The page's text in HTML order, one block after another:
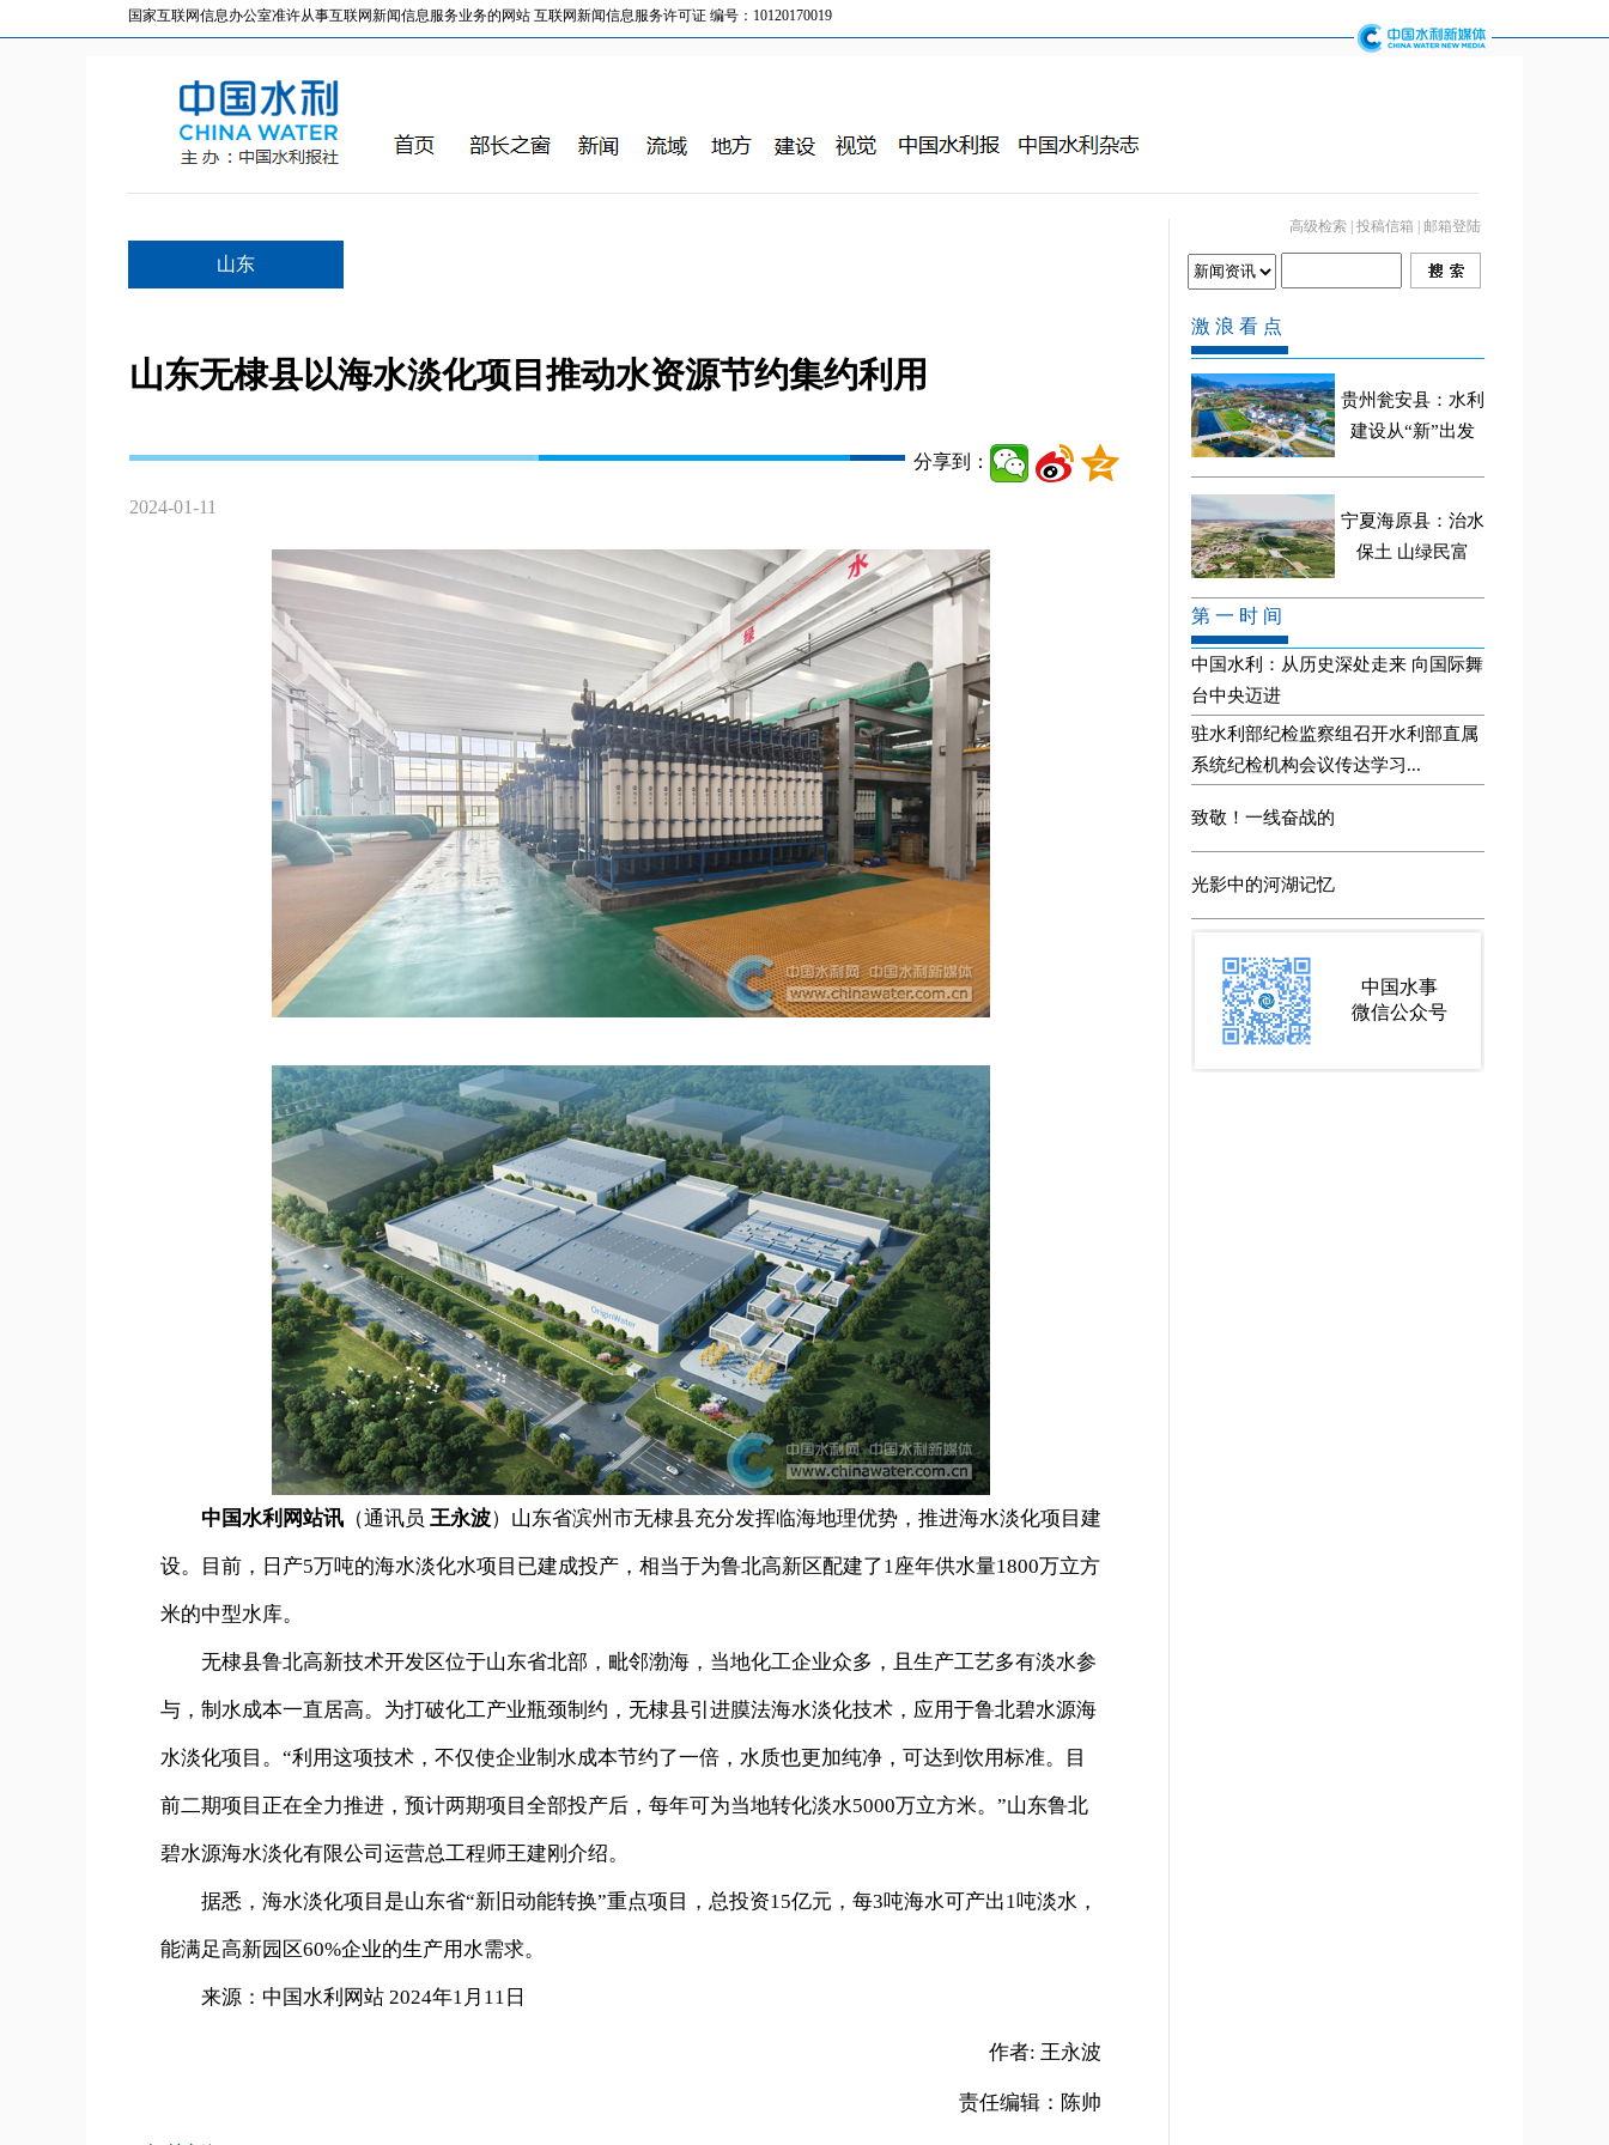
国家互联网信息办公室准许从事互联网新闻信息服务业务的网站 互联网新闻信息服务许可证 编号：10120170019
山东
高级检索 投稿信箱 邮箱登陆
山东无棣县以海水淡化项目推动水资源节约集约利用
分享到：
2024-01-11
中国水利网站讯 （通讯员 王永波）山东省滨州市无棣县充分发挥临海地理优势，推进海水淡化项目建
设。目前，日产5万吨的海水淡化水项目已建成投产，相当于为鲁北高新区配建了1座年供水量1800万立方
米的中型水库。
无棣县鲁北高新技术开发区位于山东省北部，毗邻渤海，当地化工企业众多，且生产工艺多有淡水参
与，制水成本一直居高。为打破化工产业瓶颈制约，无棣县引进膜法海水淡化技术，应用于鲁北碧水源海
水淡化项目。“利用这项技术，不仅使企业制水成本节约了一倍，水质也更加纯净，可达到饮用标准。目
前二期项目正在全力推进，预计两期项目全部投产后，每年可为当地转化淡水5000万立方米。”山东鲁北
碧水源海水淡化有限公司运营总工程师王建刚介绍。
据悉，海水淡化项目是山东省“新旧动能转换”重点项目，总投资15亿元，每3吨海水可产出1吨淡水，
能满足高新园区60%企业的生产用水需求。
来源：中国水利网站 2024年1月11日
作者: 王永波
责任编辑：陈帅